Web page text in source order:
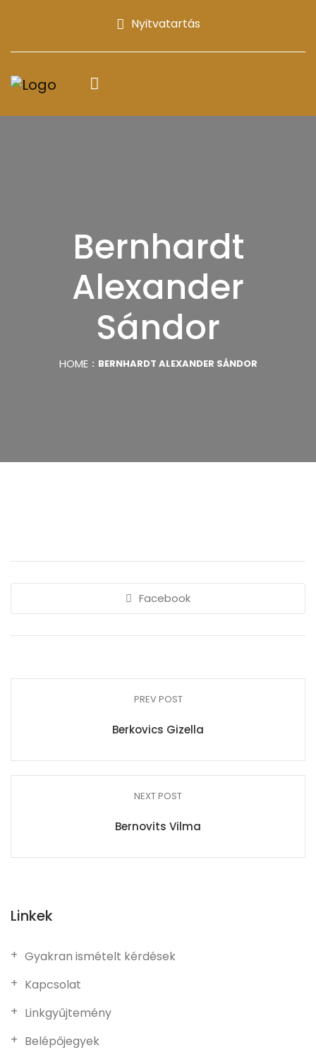
Nyitvatartás
Bernhardt
Alexander
Sándor
HOME BERNHARDT ALEXANDER SÁNDOR
Facebook
PREV POST
Berkovics Gizella
NEXT POST
Bernovits Vilma
Linkek
Gyakran ismételt kérdések
Kapcsolat
Linkgyűjtemény
Belépőjegyek